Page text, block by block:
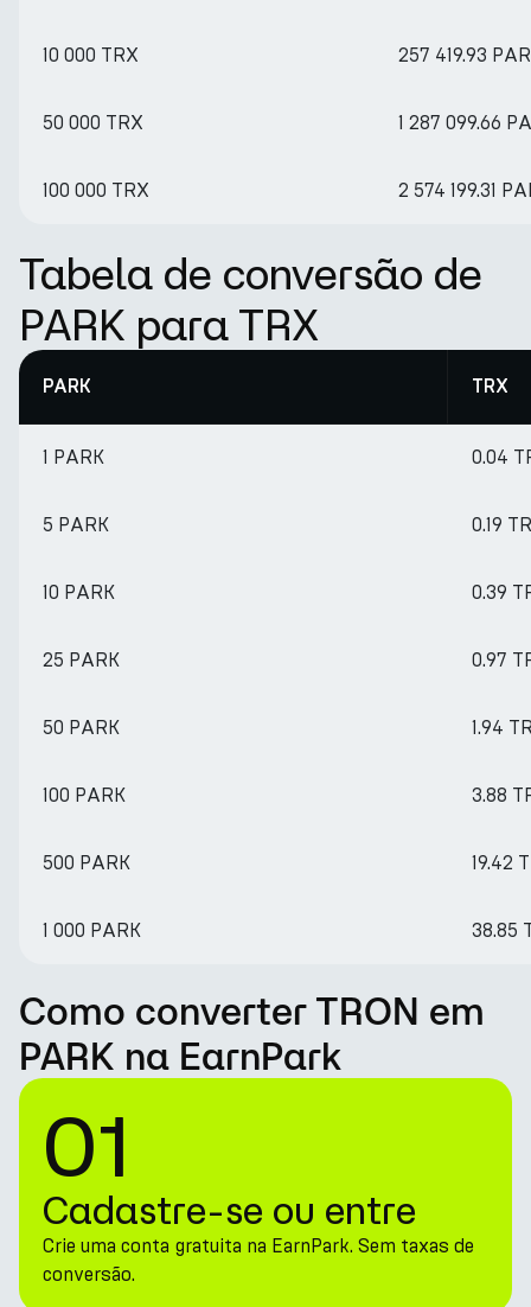
10 000 TRX 257 419.93
50 000 TRX 1 287 099.66
100 000 TRX 2 574 199.31
Tabela de conversão de
PARK para TRX
PARK TRX
1 PARK 0.04
5 PARK 0.19
10 PARK 0.39
25 PARK 0.97
50 PARK 1.94
100 PARK 3.88
500 PARK 19.42
1 000 PARK 38.85
Como converter TRON em
PARK na EarnPark
01
Cadastre-se ou entre
Crie uma conta gratuita na EarnPark. Sem taxas de
conversão.